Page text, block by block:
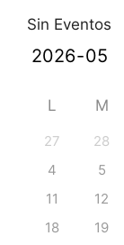
Sin Eventos
L M
27 28
4
5
11
12
18
19